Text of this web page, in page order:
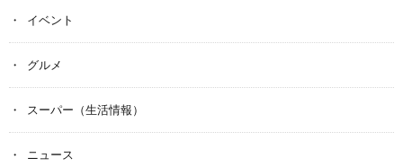
イベント
グルメ
スーパー（生活情報）
ニュース